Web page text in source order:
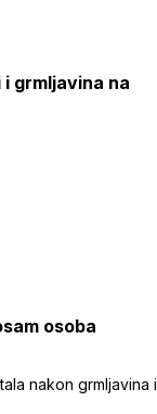
grmljavina na
osoba
nakon grmljavina i